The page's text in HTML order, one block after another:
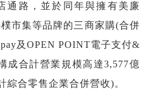
通路，並於同年與擁有美廉
市集等品牌的三商家購(合併
及OPEN POINT電子支付&
成合計營業規模高達3,577億
綜合零售企業合併營收)。